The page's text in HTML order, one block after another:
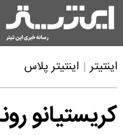
اینتیتر اینتیتر پلاس
کریستیانو